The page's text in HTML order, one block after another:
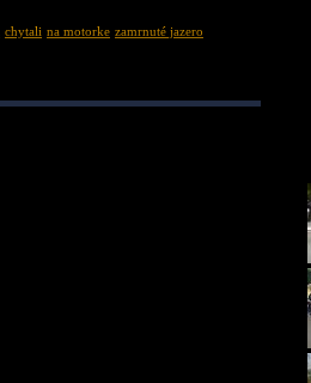
chytali na motorke zamrnuté jazero